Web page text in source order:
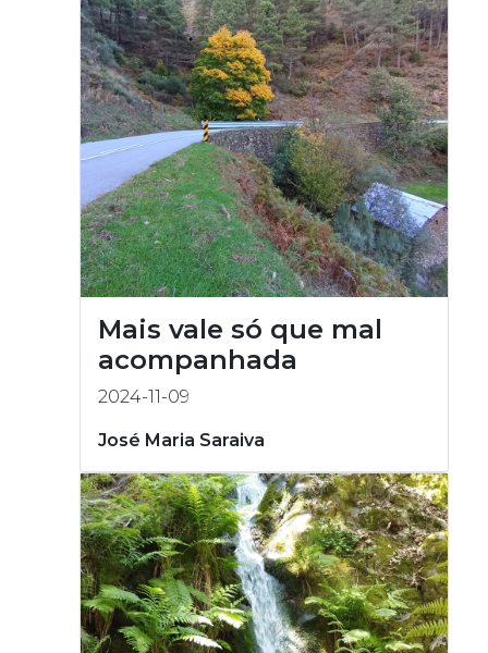
Mais vale só que mal
acompanhada
2024-11-09
José Maria Saraiva